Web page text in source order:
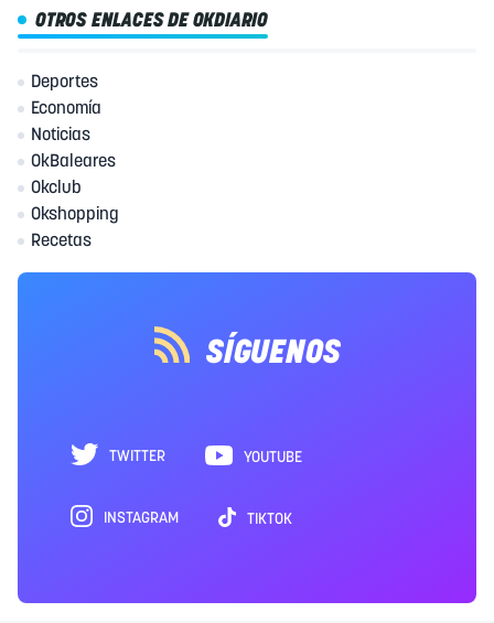
OTROS ENLACES DE OKDIARIO
Deportes
Economía
Noticias
OkBaleares
Okclub
Okshopping
Recetas
SÍGUENOS
TWITTER YOUTUBE
INSTAGRAM TIKTOK